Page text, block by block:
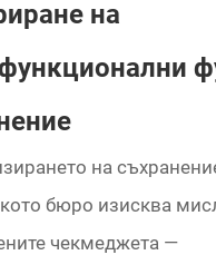
на
на
бюро изисква
чекмеджета —